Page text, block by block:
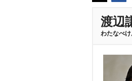
渡辺
わたなべ